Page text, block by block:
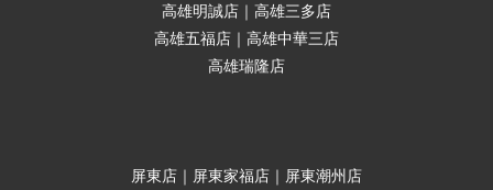
高雄明誠店｜高雄三多店
高雄五福店｜高雄中華三店
高雄瑞隆店
屏東店｜屏東家福店｜屏東潮州店